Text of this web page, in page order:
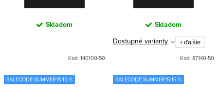
Skladom
Kód: 140100-50
Skladom
Dostupné varianty
+ ďalšie
Kód: 87140-50
SALECODE:SUMMER15:15:% SALECODE:SUMMER15:15:%